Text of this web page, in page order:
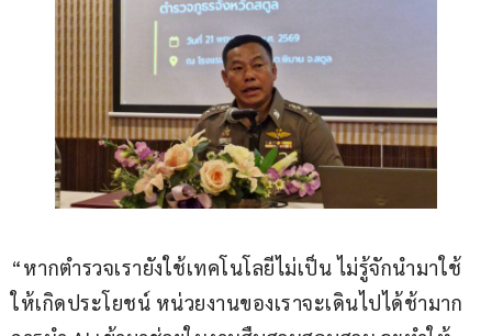
“หากตำรวจเรายังใช้เทคโนโลยีไม่เป็น ไม่รู้จักนำมาใช้
ให้เกิดประโยชน์ หน่วยงานของเราจะเดินไปได้ช้ามาก